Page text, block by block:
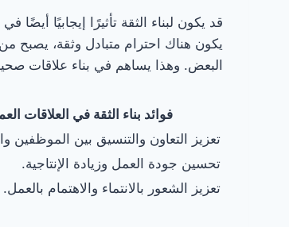
قد يكون لبناء الثقة تأثيرًا إيجابيًا
يكون هناك احترام متبادل وثقة،
البعض. وهذا يساهم في بناء علاقات
فوائد بناء الثقة في العلاقات
تعزيز التعاون والتنسيق بين الموظفين
تحسين جودة العمل وزيادة الإنتاجية.
تعزيز الشعور بالانتماء والاهتمام بالعمل.